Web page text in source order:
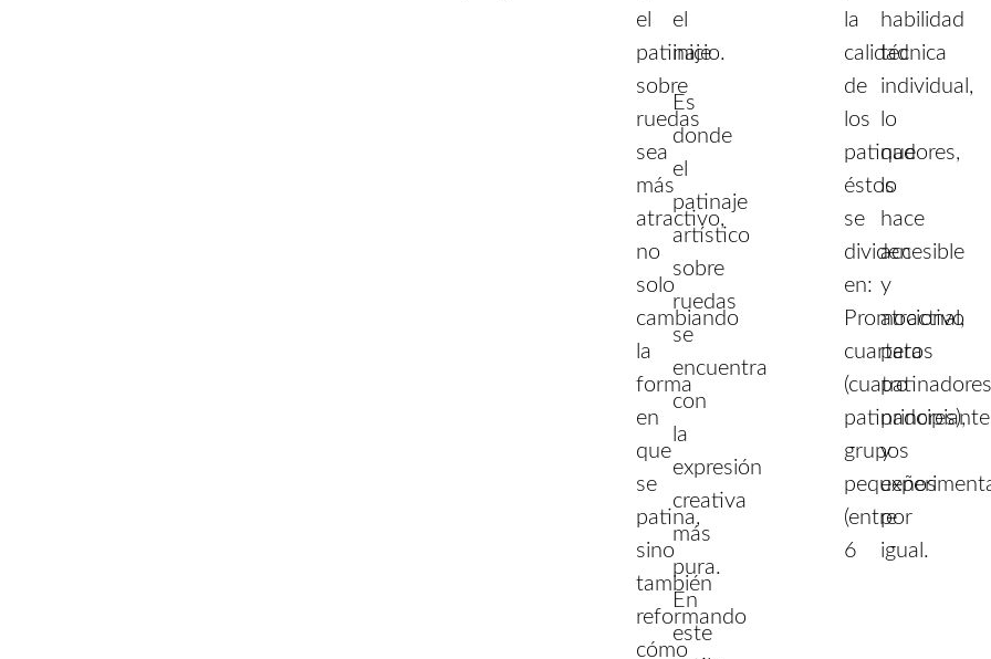
el
patinaje
sobre
ruedas
sea
más
atractivo,
no
solo
cambiando
la
forma
en
que
se
patina,
sino
también
reformando
cómo
el
inicio.
Es
donde
el
patinaje
artístico
sobre
ruedas
se
encuentra
con
la
expresión
creativa
más
pura.
En
este
la
calidad
de
los
patinadores,
éstos
se
dividen
en:
Promocional,
cuartetos
(cuatro
patinadores),
grupos
pequeños
(entre
6
habilidad
técnica
individual,
lo
que
lo
hace
accesible
y
atractivo
para
patinadores
y
por
igual.